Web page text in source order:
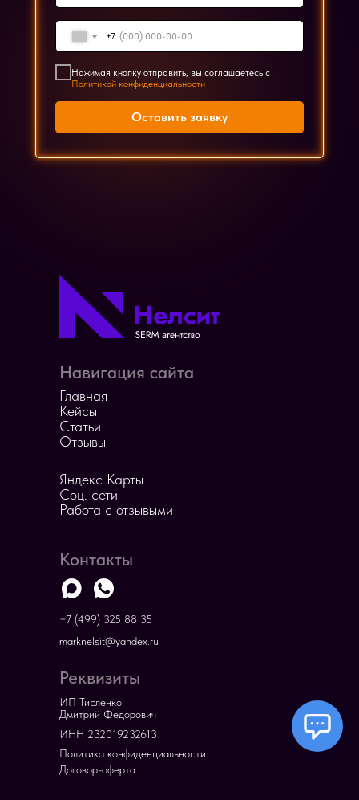
+7
Нажимая кнопку отправить, вы соглашаетесь с
Политикой конфиденциальности
Оставить заявку
Яндекс Карты
Соц. сети
Работа с отзывыми
+7 (499) 325 88 35
Контакты
Реквизиты
Навигация сайта
marknelsit@yandex.ru
Главная
Кейсы
Cтатьи
Отзывы
Политика конфиденциальности
Договор-оферта
ИП Тисленко
Дмитрий Федорович
ИНН 232019232613